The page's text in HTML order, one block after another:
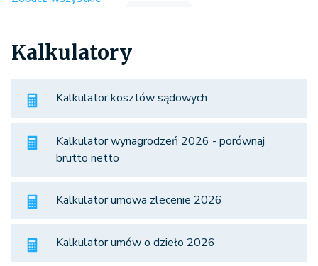
Kalkulatory
Kalkulator kosztów sądowych
Kalkulator wynagrodzeń 2026 - porównaj
brutto netto
Kalkulator umowa zlecenie 2026
Kalkulator umów o dzieło 2026